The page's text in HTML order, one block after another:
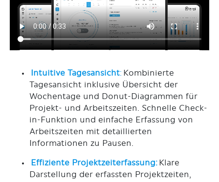
Intuitive Tagesansicht: Kombinierte
Tagesansicht inklusive Übersicht der
Wochentage und Donut-Diagrammen für
Projekt- und Arbeitszeiten. Schnelle Check-
in-Funktion und einfache Erfassung von
Arbeitszeiten mit detaillierten
Informationen zu Pausen.
Effiziente Projektzeiterfassung: Klare
Darstellung der erfassten Projektzeiten,